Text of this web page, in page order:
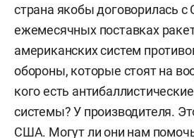
страна якобы договорилась
ежемесячных поставках
американских систем
обороны, которые стоят на
кого есть
системы? У производителя.
США. Могут ли они нам